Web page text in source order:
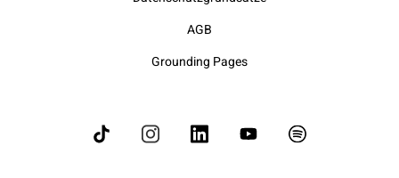
AGB
Grounding Pages